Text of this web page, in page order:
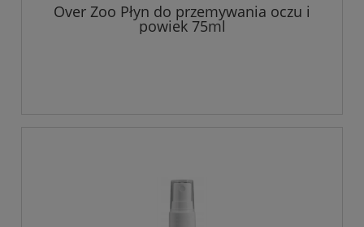
Over Zoo Płyn do przemywania oczu i
powiek 75ml